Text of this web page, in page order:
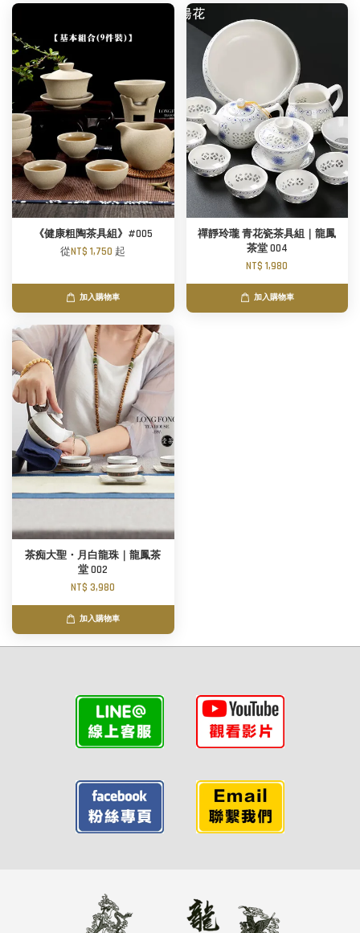
《健康粗陶茶具組》#005
從NT$ 1,750 起
加入購物車
禪靜玲瓏 青花瓷茶具組｜龍鳳
茶堂 004
NT$ 1,980
加入購物車
茶痴大聖・月白龍珠｜龍鳳茶
堂 002
NT$ 3,980
加入購物車